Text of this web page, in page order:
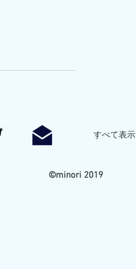
すべて表示
©minori 2019